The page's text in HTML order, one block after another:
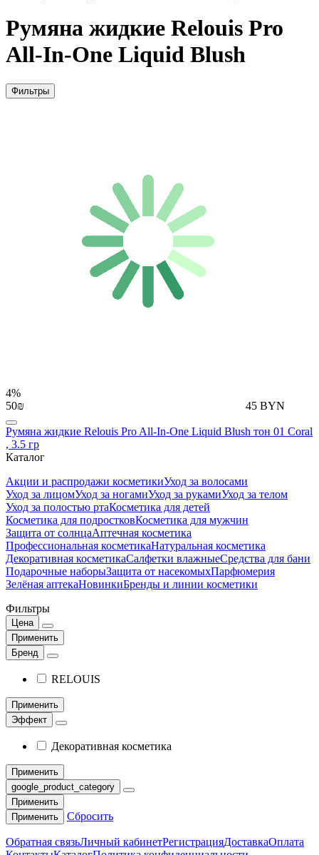
Румяна жидкие Relouis Pro
All-In-One Liquid Blush
Фильтры
4%
50₪
45 BYN
Румяна жидкие Relouis Pro All-In-One Liquid Blush тон 01 Coral
, 3.5 гр
Каталог
Акции и распродажи косметикиУход за волосами
Уход за лицомУход за ногамиУход за рукамиУход за телом
Уход за полостью ртаКосметика для детей
Косметика для подростковКосметика для мужчин
Защита от солнцаАптечная косметика
Профессиональная косметикаНатуральная косметика
Декоративная косметикаСалфетки влажныеСредства для бани
Подарочные наборыЗащита от насекомыхПарфюмерия
Зелёная аптекаНовинкиБренды и линии косметики
Фильтры
Цена
Применить
Бренд
RELOUIS
Применить
Эффект
Декоративная косметика
Применить
google_product_category
Применить
Применить
Сбросить
Обратная связьЛичный кабинетРегистрацияДоставкаОплата